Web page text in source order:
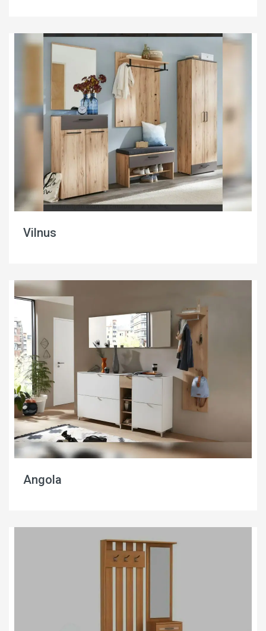
Vilnus
Angola